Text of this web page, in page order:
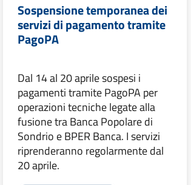
Sospensione temporanea dei
servizi di pagamento tramite
PagoPA
Dal 14 al 20 aprile sospesi i
pagamenti tramite PagoPA per
operazioni tecniche legate alla
fusione tra Banca Popolare di
Sondrio e BPER Banca. I servizi
riprenderanno regolarmente dal
20 aprile.